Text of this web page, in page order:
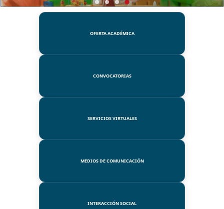
OFERTA ACADÉMICA
CONVOCATORIAS
SERVICIOS VIRTUALES
MEDIOS DE COMUNICACIÓN
INTERACCIÓN SOCIAL